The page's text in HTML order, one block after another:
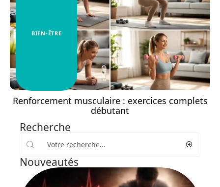
BIEN-ÊTRE
Renforcement musculaire : exercices complets
débutant
Recherche
Nouveautés